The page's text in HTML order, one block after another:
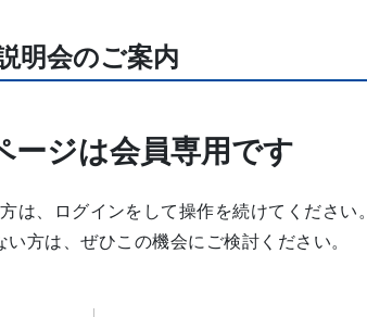
明会のご案内
ージは会員専用です
は、ログインをして操作を続けてください。
方は、ぜひこの機会にご検討ください。